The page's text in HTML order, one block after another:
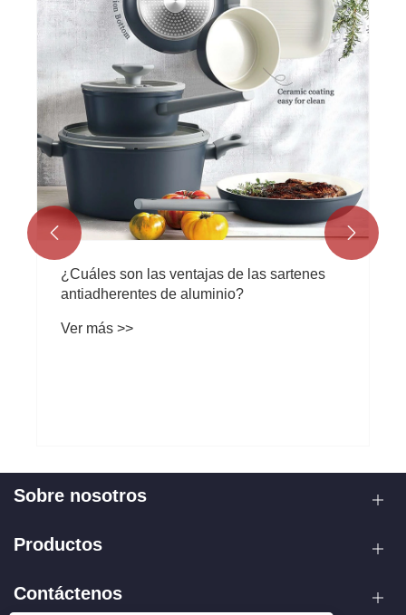
¿Cuáles son las ventajas de las sartenes
antiadherentes de aluminio?
Ver más >>
 
Sobre nosotros
Productos
Contáctenos